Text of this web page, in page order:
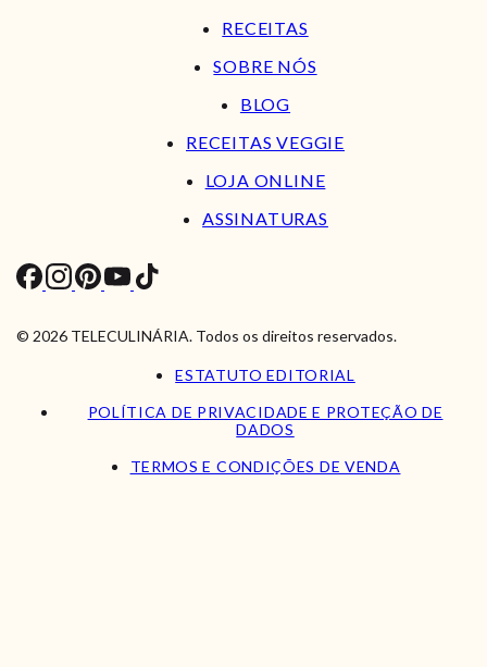
RECEITAS
SOBRE NÓS
BLOG
RECEITAS VEGGIE
LOJA ONLINE
ASSINATURAS
© 2026 TELECULINÁRIA. Todos os direitos reservados.
ESTATUTO EDITORIAL
POLÍTICA DE PRIVACIDADE E PROTEÇÃO DE
DADOS
TERMOS E CONDIÇÕES DE VENDA